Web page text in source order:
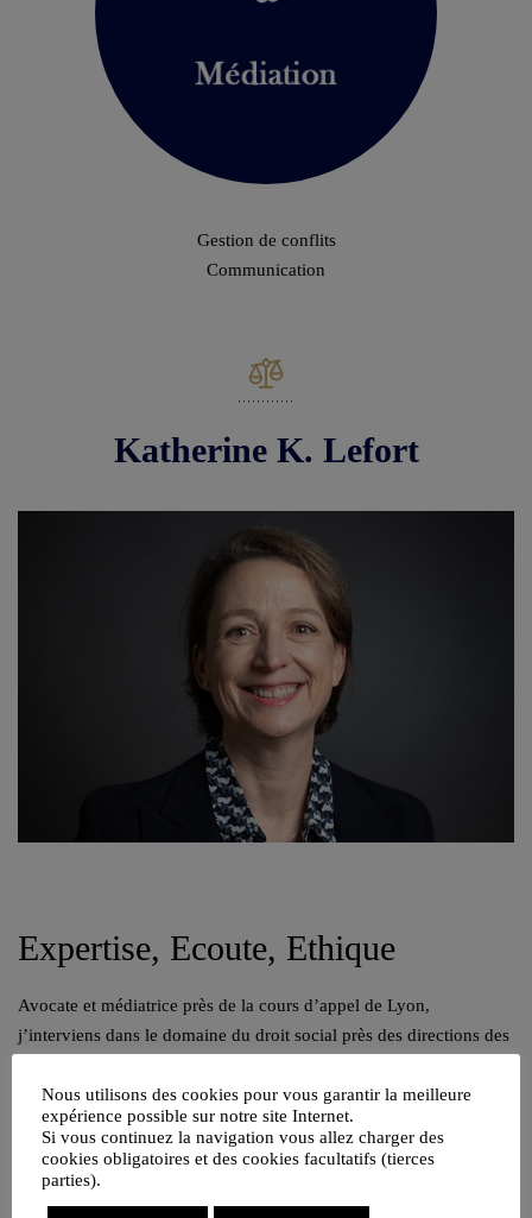
Gestion de conflits
Communication
Katherine K. Lefort
Expertise, Ecoute, Ethique
Avocate et médiatrice près de la cours d’appel de Lyon,
j’interviens dans le domaine du droit social près des directions des
dirigeants.
04 82 53 71 51
Contacter par mail
Nous utilisons des cookies pour vous garantir la meilleure
expérience possible sur notre site Internet.
Si vous continuez la navigation vous allez charger des
cookies obligatoires et des cookies facultatifs (tierces
parties).